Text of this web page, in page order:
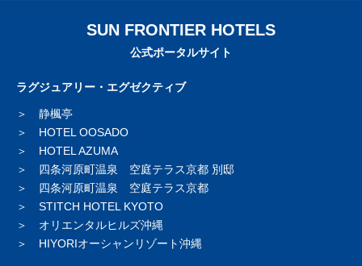
SUN FRONTIER HOTELS
公式ポータルサイト
ラグジュアリー・エグゼクティブ
静楓亭
HOTEL OOSADO
HOTEL AZUMA
四条河原町温泉 空庭テラス京都 別邸
四条河原町温泉 空庭テラス京都
STITCH HOTEL KYOTO
オリエンタルヒルズ沖縄
HIYORIオーシャンリゾート沖縄